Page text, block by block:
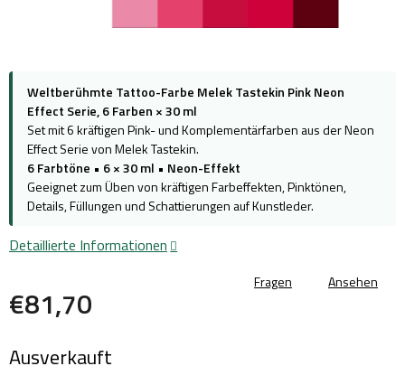
€81,70
Ausverkauft
Weltberühmte Tattoo-Farbe Melek Tastekin Pink Neon
Effect Serie, 6 Farben × 30 ml
Set mit 6 kräftigen Pink- und Komplementärfarben aus der Neon
Effect Serie von Melek Tastekin.
6 Farbtöne • 6 × 30 ml • Neon-Effekt
Geeignet zum Üben von kräftigen Farbeffekten, Pinktönen,
Details, Füllungen und Schattierungen auf Kunstleder.
Detaillierte Informationen
Fragen Ansehen